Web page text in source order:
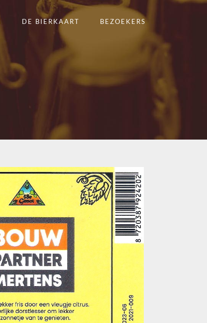
DE BIERKAART BEZOEKERS